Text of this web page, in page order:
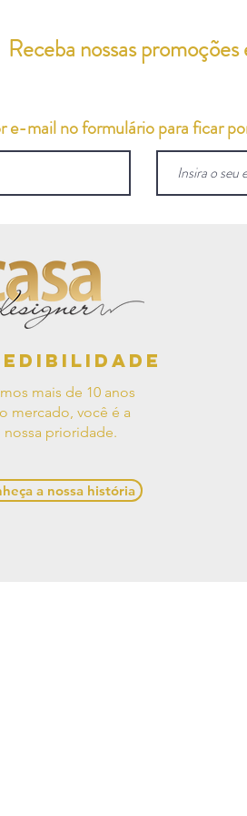
e-mail no formulário para ficar
Receba nossas
mais de 10 anos
mercado, você é a
nossa prioridade.
a nossa história